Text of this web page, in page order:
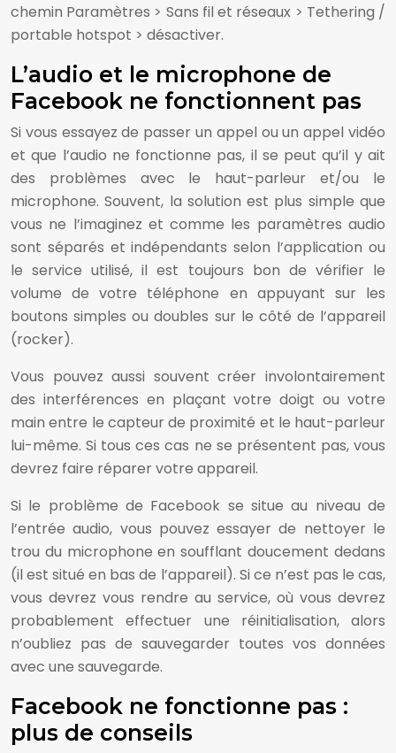
chemin Paramètres > Sans fil et réseaux > Tethering /
portable hotspot > désactiver.
L’audio et le microphone de
Facebook ne fonctionnent pas
Si vous essayez de passer un appel ou un appel vidéo
et que l’audio ne fonctionne pas, il se peut qu’il y ait
des problèmes avec le haut-parleur et/ou le
microphone. Souvent, la solution est plus simple que
vous ne l’imaginez et comme les paramètres audio
sont séparés et indépendants selon l’application ou
le service utilisé, il est toujours bon de vérifier le
volume de votre téléphone en appuyant sur les
boutons simples ou doubles sur le côté de l’appareil
(rocker).
Vous pouvez aussi souvent créer involontairement
des interférences en plaçant votre doigt ou votre
main entre le capteur de proximité et le haut-parleur
lui-même. Si tous ces cas ne se présentent pas, vous
devrez faire réparer votre appareil.
Si le problème de Facebook se situe au niveau de
l’entrée audio, vous pouvez essayer de nettoyer le
trou du microphone en soufflant doucement dedans
(il est situé en bas de l’appareil). Si ce n’est pas le cas,
vous devrez vous rendre au service, où vous devrez
probablement effectuer une réinitialisation, alors
n’oubliez pas de sauvegarder toutes vos données
avec une sauvegarde.
Facebook ne fonctionne pas :
plus de conseils